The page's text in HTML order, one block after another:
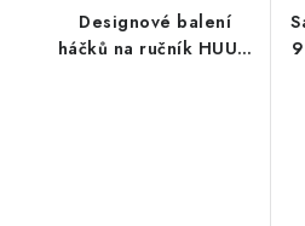
Designové balení
háčků na ručník HUUM